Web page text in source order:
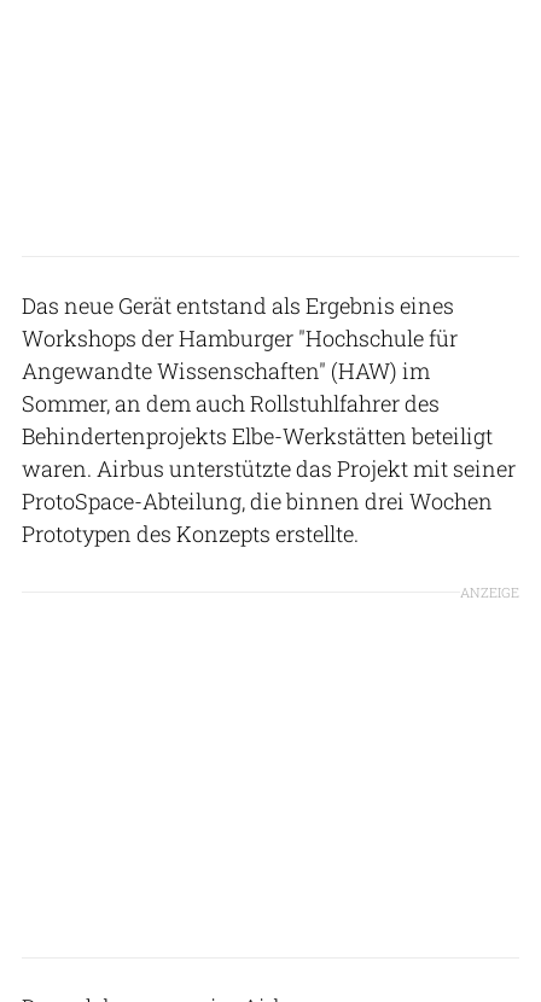
Das neue Gerät entstand als Ergebnis eines
Workshops der Hamburger "Hochschule für
Angewandte Wissenschaften" (HAW) im
Sommer, an dem auch Rollstuhlfahrer des
Behindertenprojekts Elbe-Werkstätten beteiligt
waren. Airbus unterstützte das Projekt mit seiner
ProtoSpace-Abteilung, die binnen drei Wochen
Prototypen des Konzepts erstellte.
ANZEIGE